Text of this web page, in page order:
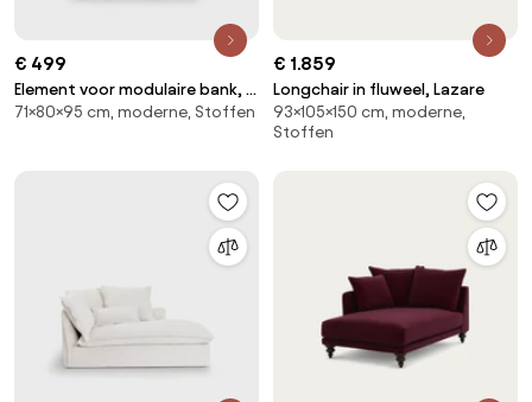
€ 499
Element voor modulaire bank, in
structuurstof, Seven
71×80×95 cm, moderne, Stoffen
€ 1.859
Longchair in fluweel, Lazare
93×105×150 cm, moderne,
Stoffen